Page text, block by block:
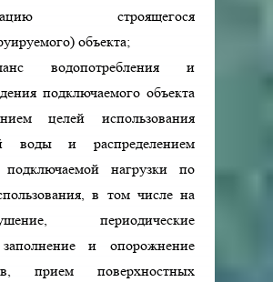
строящегося
объекта;
водопотребления и
подключаемого объекта
целей использования
воды и распределением
подключаемой нагрузки по
в том числе на
периодические
и опорожнение
прием поверхностных